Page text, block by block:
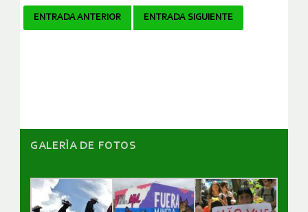
Navegador
ENTRADA ANTERIOR ENTRADA SIGUIENTE
GALERÌA DE FOTOS